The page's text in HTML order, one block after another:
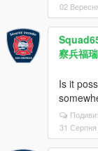
02
察兵福
Is it
31